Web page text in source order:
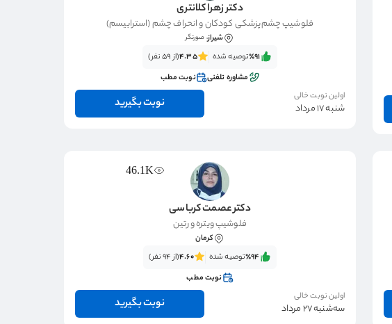
دکتر زهرا کلانتری
فلوشیپ چشم‌پزشکی کودکان و انحراف چشم (استرابیسم)
شیراز، صورتگر
٪91‌‌‌توصیه شده 4.35(از 59 نفر)
مشاوره تلفنی
نوبت مطب
اولین نوبت خالی
شنبه 17 مرداد نوبت بگیرید
46.1K
دکتر عصمت کرباسی
فلوشیپ ویتره و رتین
کرمان
٪94‌‌‌توصیه شده 4.60(از 94 نفر)
نوبت مطب
اولین نوبت خالی
سه‌شنبه 27 مرداد نوبت بگیرید